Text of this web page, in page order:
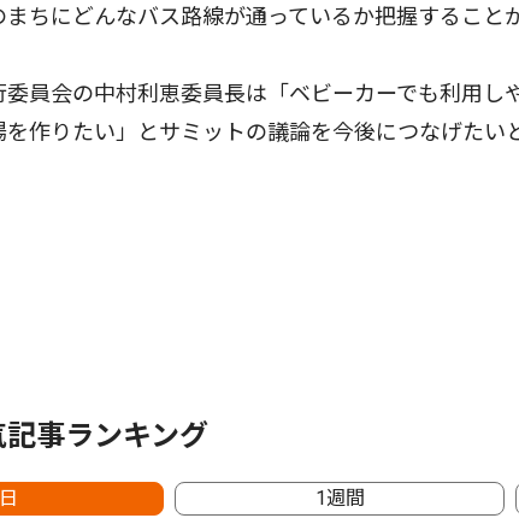
ちにどんなバス路線が通っているか把握すること
員会の中村利恵委員長は「ベビーカーでも利用し
作りたい」とサミットの議論を今後につなげたい
事ランキング
1週間